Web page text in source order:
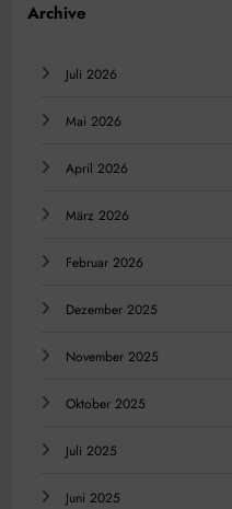
Archive
Juli 2026
Mai 2026
April 2026
März 2026
Februar 2026
Dezember 2025
November 2025
Oktober 2025
Juli 2025
Juni 2025